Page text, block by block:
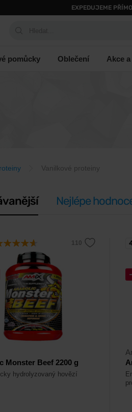
EXPEDUJEME
pomůcky Oblečení Akce
Vanilkové proteiny
Nejlépe
Monster Beef 2200 g
hydrolyzovaný hovězí